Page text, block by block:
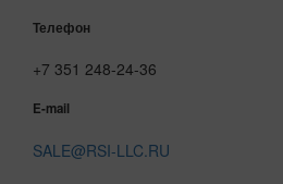
Телефон
+7 351 248-24-36
E-mail
SALE@RSI-LLC.RU